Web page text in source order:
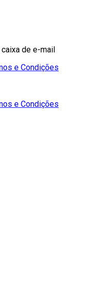
de e-mail
e Condições
e Condições